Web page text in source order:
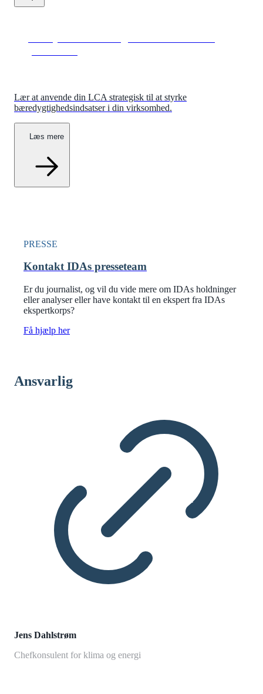
Lær at anvende din LCA strategisk til at styrke
bæredygtighedsindsatser i din virksomhed.
Læs mere
PRESSE
Kontakt IDAs presseteam
Er du journalist, og vil du vide mere om IDAs holdninger
eller analyser eller have kontakt til en ekspert fra IDAs
ekspertkorps?
Få hjælp her
Ansvarlig
Jens Dahlstrøm
Chefkonsulent for klima og energi